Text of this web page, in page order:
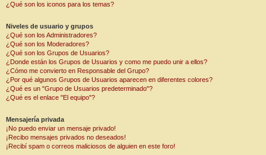
¿Qué son los iconos para los temas?
Niveles de usuario y grupos
¿Qué son los Administradores?
¿Qué son los Moderadores?
¿Qué son los Grupos de Usuarios?
¿Donde están los Grupos de Usuarios y como me puedo unir a ellos?
¿Cómo me convierto en Responsable del Grupo?
¿Por qué algunos Grupos de Usuarios aparecen en diferentes colores?
¿Qué es un "Grupo de Usuarios predeterminado"?
¿Qué es el enlace "El equipo"?
Mensajería privada
¡No puedo enviar un mensaje privado!
¡Recibo mensajes privados no deseados!
¡Recibí spam o correos maliciosos de alguien en este foro!